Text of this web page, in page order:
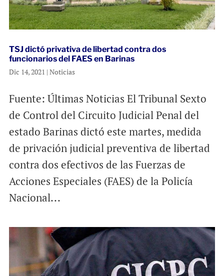
TSJ dictó privativa de libertad contra dos
funcionarios del FAES en Barinas
Dic 14, 2021 | Noticias
Fuente: Últimas Noticias El Tribunal Sexto
de Control del Circuito Judicial Penal del
estado Barinas dictó este martes, medida
de privación judicial preventiva de libertad
contra dos efectivos de las Fuerzas de
Acciones Especiales (FAES) de la Policía
Nacional...